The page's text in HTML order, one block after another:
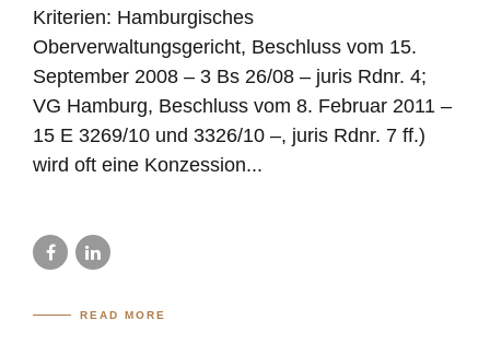
Kriterien: Hamburgisches
Oberverwaltungsgericht, Beschluss vom 15.
September 2008 – 3 Bs 26/08 – juris Rdnr. 4;
VG Hamburg, Beschluss vom 8. Februar 2011 –
15 E 3269/10 und 3326/10 –, juris Rdnr. 7 ff.)
wird oft eine Konzession...
READ MORE